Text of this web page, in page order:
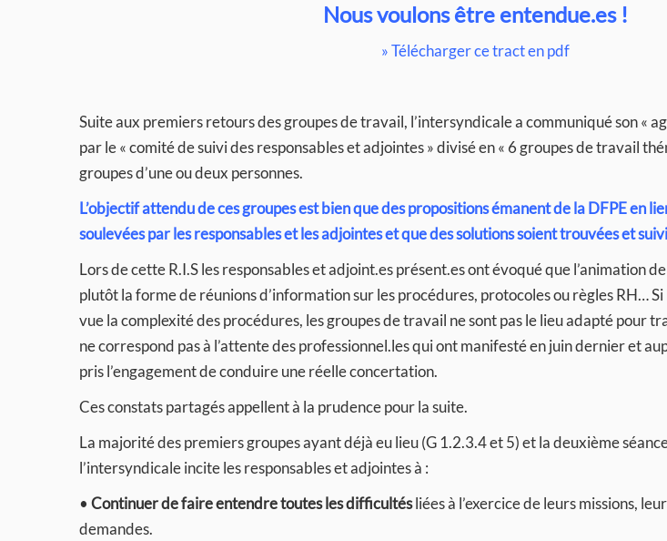
Nous voulons être entendue.es !
» Télécharger ce tract en pdf
Suite aux premiers retours des groupes de travail, l’intersyndicale a communiqué son «
par le « comité de suivi des responsables et adjointes » divisé en « 6 groupes de travail
groupes d’une ou deux personnes.
L’objectif attendu de ces groupes est bien que des propositions émanent de la DFPE en
soulevées par les responsables et les adjointes et que des solutions soient trouvées et
Lors de cette R.I.S les responsables et adjoint.es présent.es ont évoqué que l’animation
plutôt la forme de réunions d’information sur les procédures, protocoles ou règles RH…
vue la complexité des procédures, les groupes de travail ne sont pas le lieu adapté pour
ne correspond pas à l’attente des professionnel.les qui ont manifesté en juin dernier et
pris l’engagement de conduire une réelle concertation.
Ces constats partagés appellent à la prudence pour la suite.
La majorité des premiers groupes ayant déjà eu lieu (G 1.2.3.4 et 5) et la deuxième
l’intersyndicale incite les responsables et adjointes à :
• Continuer de faire entendre toutes les difficultésliées à l’exercice de leurs missions,
demandes.